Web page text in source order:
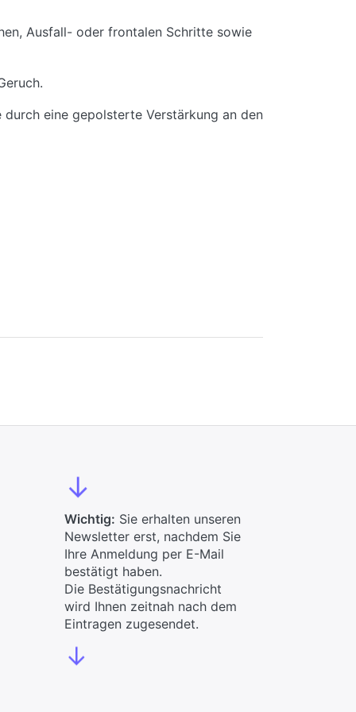
Ausfall- oder frontalen Schritte sowie
eine gepolsterte Verstärkung an den
↓
Wichtig: Sie erhalten unseren
Newsletter erst, nachdem Sie
Ihre Anmeldung per E-Mail
bestätigt haben.
Die Bestätigungsnachricht
wird Ihnen zeitnah nach dem
Eintragen zugesendet.
↓